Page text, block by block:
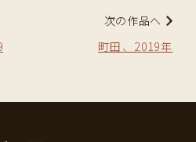
次の作品へ
町田、2019年